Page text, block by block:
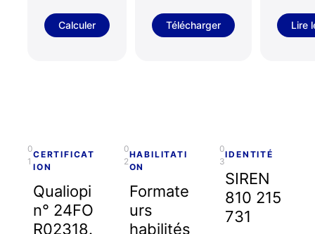
Calculer Télécharger Lire
0
1
CERTIFICAT
ION
Qualiopi
n° 24FO
R02318.
0
2
HABILITATI
ON
Formate
urs
habilités
0
3
IDENTITÉ
SIREN
810 215
731